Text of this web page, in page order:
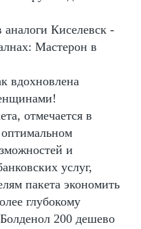
аналоги Киселевск -
Мастерон в
вдохновлена
отмечается в
и
услуг,
пакета экономить
глубокому
200 дешево